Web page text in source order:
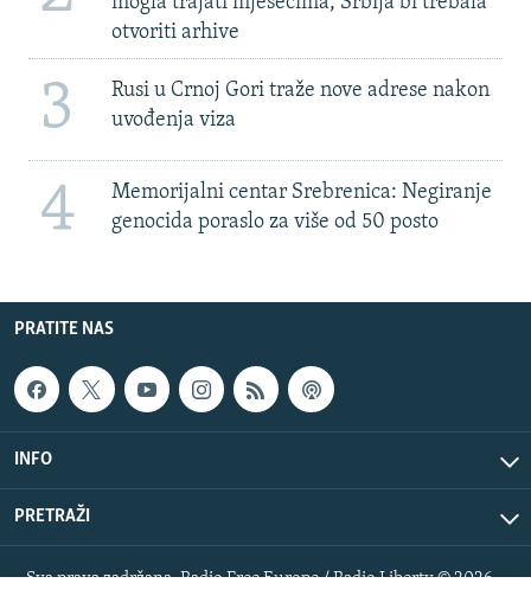
otvoriti arhive
3
Rusi u Crnoj Gori traže nove adrese nakon
uvođenja viza
4
Memorijalni centar Srebrenica: Negiranje
genocida poraslo za više od 50 posto
PRATITE NAS
INFO
PRETRAŽI
Sva prava zadržana. Radio Free Europe / Radio Liberty © 2026